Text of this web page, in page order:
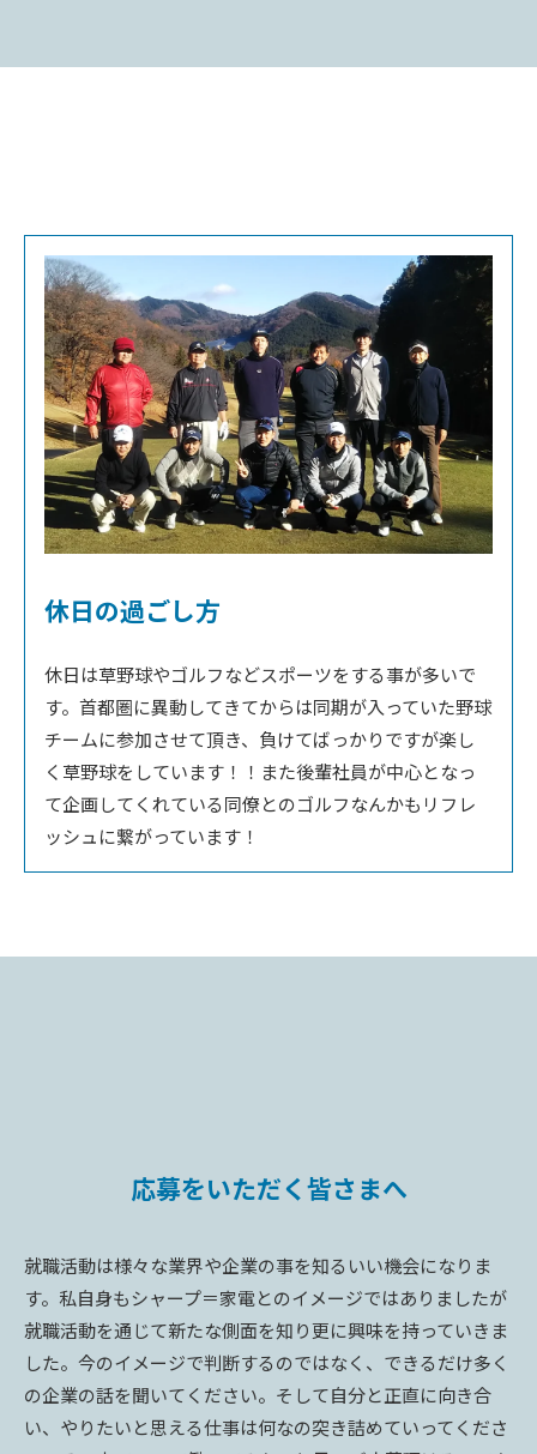
休日の過ごし方
休日は草野球やゴルフなどスポーツをする事が多いで
す。首都圏に異動してきてからは同期が入っていた野球
チームに参加させて頂き、負けてばっかりですが楽し
く草野球をしています！！また後輩社員が中心となっ
て企画してくれている同僚とのゴルフなんかもリフレ
ッシュに繋がっています！
応募をいただく皆さまへ
就職活動は様々な業界や企業の事を知るいい機会になりま
す。私自身もシャープ＝家電とのイメージではありましたが
就職活動を通じて新たな側面を知り更に興味を持っていきま
した。今のイメージで判断するのではなく、できるだけ多く
の企業の話を聞いてください。そして自分と正直に向き合
い、やりたいと思える仕事は何なの突き詰めていってくださ